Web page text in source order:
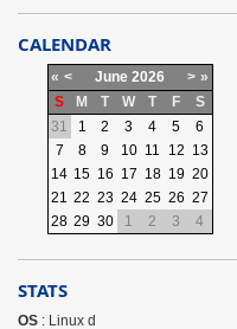
CALENDAR
« < June 2026 > »
S
M T W T F
S
31
1 2 3 4 5
6
7
8 9 10 11 12 13
14 15 16 17 18 19 20
21 22 23 24 25 26 27
28 29 30 1 2 3 4
STATS
OS: Linux d